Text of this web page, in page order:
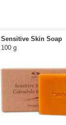
Sensitive Skin Soap
100 g